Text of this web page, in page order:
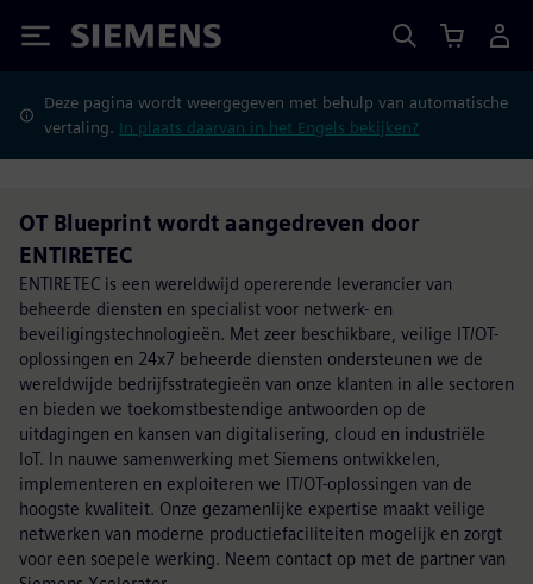
Siemens
Deze pagina wordt weergegeven met behulp van automatische
vertaling. In plaats daarvan in het Engels bekijken?
OT Blueprint wordt aangedreven door
ENTIRETEC
ENTIRETEC is een wereldwijd opererende leverancier van
beheerde diensten en specialist voor netwerk- en
beveiligingstechnologieën. Met zeer beschikbare, veilige IT/OT-
oplossingen en 24x7 beheerde diensten ondersteunen we de
wereldwijde bedrijfsstrategieën van onze klanten in alle sectoren
en bieden we toekomstbestendige antwoorden op de
uitdagingen en kansen van digitalisering, cloud en industriële
IoT. In nauwe samenwerking met Siemens ontwikkelen,
implementeren en exploiteren we IT/OT-oplossingen van de
hoogste kwaliteit. Onze gezamenlijke expertise maakt veilige
netwerken van moderne productiefaciliteiten mogelijk en zorgt
voor een soepele werking. Neem contact op met de partner van